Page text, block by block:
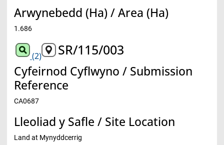
Arwynebedd (Ha) / Area (Ha)
1.686
(2) SR/115/003
Cyfeirnod Cyflwyno / Submission
Reference
CA0687
Lleoliad y Safle / Site Location
Land at Mynyddcerrig